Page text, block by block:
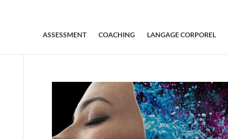
ASSESSMENT COACHING LANGAGE CORPOREL